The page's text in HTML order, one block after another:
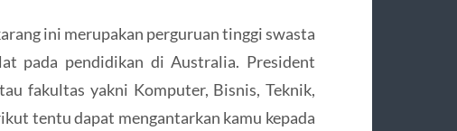
ini merupakan perguruan tinggi swasta
pada pendidikan di Australia. President
fakultas yakni Komputer, Bisnis, Teknik,
tentu dapat mengantarkan kamu kepada